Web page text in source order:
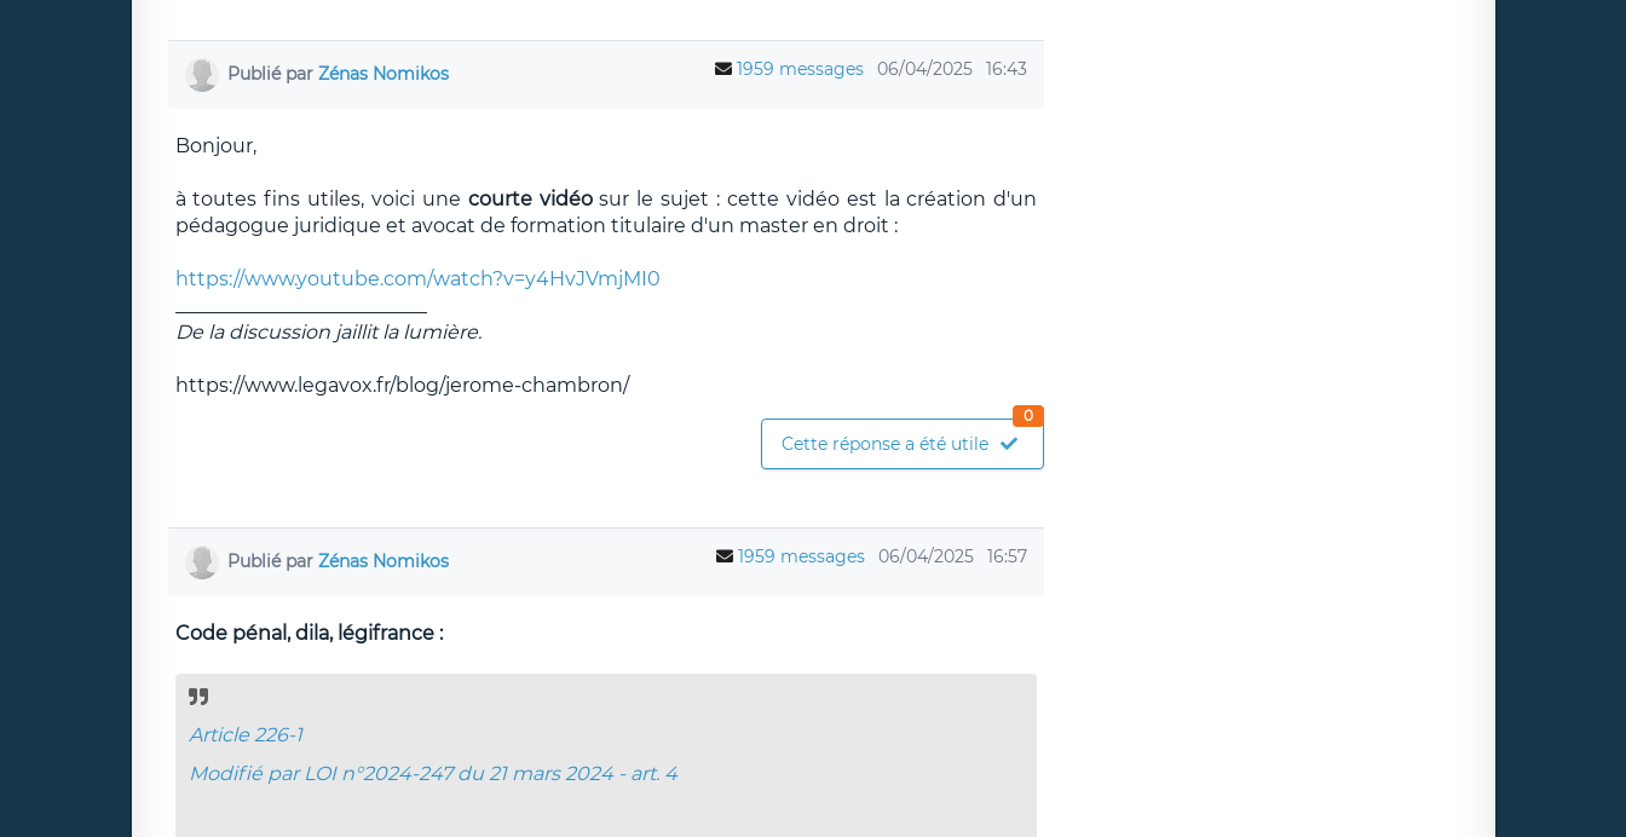
Publié par Zénas Nomikos 1959 messages 06/04/2025 16:43
Bonjour,
à toutes fins utiles, voici une courte vidéosur le sujet : cette vidéo est la création d'un
pédagogue juridique et avocat de formation titulaire d'un master en droit :
https://www.youtube.com/watch?v=y4HvJVmjMI0
De la discussion jaillit la lumière.
https://www.legavox.fr/blog/jerome-chambron/
Cette réponse a été utile
0
Publié par Zénas Nomikos 1959 messages 06/04/2025 16:57
Code pénal, dila, légifrance :
Article 226-1
Modifié par LOI n°2024-247 du 21 mars 2024 - art. 4